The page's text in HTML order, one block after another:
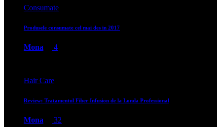
Consumate
Produsele consumate cel mai des in 2017
Mona 4
Hair Care
Review: Tratamentul Fiber Infusion de la Londa Professional
Mona 32